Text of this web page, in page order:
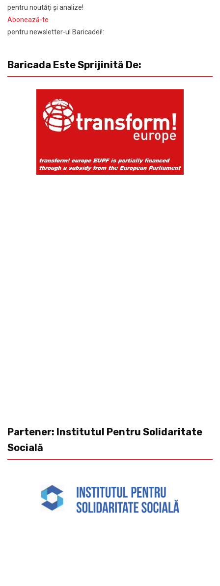
pentru noutăţi şi analize!
Abonează-te
pentru newsletter-ul Baricadei!:
Baricada Este Sprijinită De:
Partener: Institutul Pentru Solidaritate
Socială